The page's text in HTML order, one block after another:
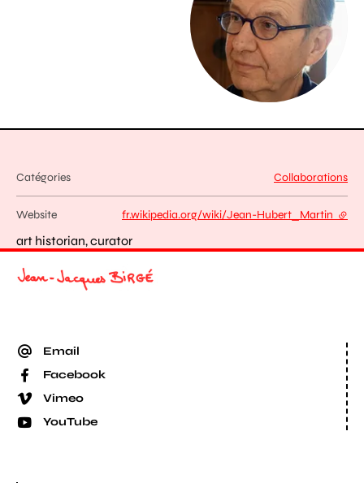
Catégories Collaborations
Website fr.wikipedia.org/wiki/Jean-Hubert_Martin -
art historian, curator
Email
Facebook
Vimeo
YouTube